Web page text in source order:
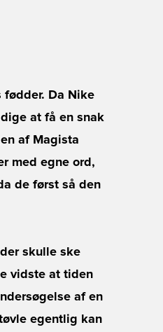
Da Nike
at få en snak
af Magista
med egne ord,
de først så den
skulle ske
vidste at tiden
af en
egentlig kan